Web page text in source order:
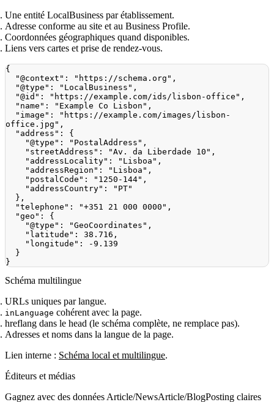
Une entité LocalBusiness par établissement.
Adresse conforme au site et au Business Profile.
Coordonnées géographiques quand disponibles.
Liens vers cartes et prise de rendez‑vous.
{
"@context" : "https://schema.org" ,
"@type" : "LocalBusiness" ,
"@id" : "https://example.com/ids/lisbon-office" ,
"name" : "Example Co Lisbon" ,
"image" :
"https://example.com/images/lisbon-
office.jpg" ,
"address" :
{
"@type" : "PostalAddress" ,
"streetAddress" : "Av. da Liberdade 10" ,
"addressLocality" : "Lisboa" ,
"addressRegion" : "Lisboa" ,
"postalCode" : "1250-144" ,
"addressCountry" :
"PT"
} ,
"telephone" : "+351 21 000 0000" ,
"geo" :
{
"@type" : "GeoCoordinates" ,
"latitude" : 38.716 ,
"longitude" :
-9.139
}
}
Schéma multilingue
URLs uniques par langue.
inLanguage cohérent avec la page.
hreflang dans le head (le schéma complète, ne remplace pas).
Adresses et noms dans la langue de la page.
Lien interne : Schéma local et multilingue.
Éditeurs et médias
Gagnez avec des données Article/NewsArticle/BlogPosting claires